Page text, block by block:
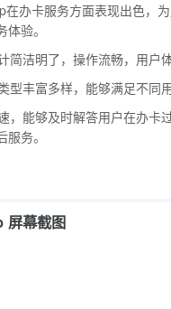
在办卡服务方面表现出色，
验。
简洁明了，操作流畅，用户体
型丰富多样，能够满足不同
，能够及时解答用户在办卡
务。
屏幕截图